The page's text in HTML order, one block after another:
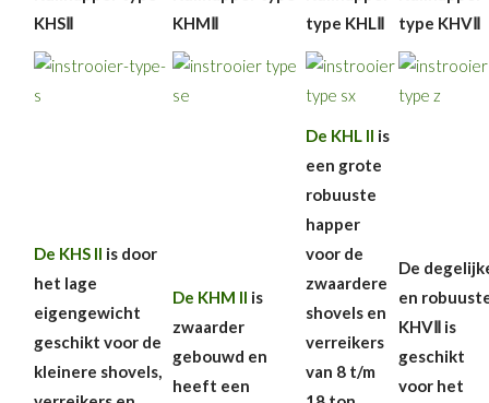
KHSⅡ
KHMⅡ
type KHLⅡ
type KHVⅡ
De KHS II is door
het lage
eigengewicht
geschikt voor de
kleinere shovels,
De KHM II is
zwaarder
gebouwd en
heeft een
De KHL II is
een grote
robuuste
happer
voor de
zwaardere
shovels en
verreikers
van 8 t/m
De
en
KHVⅡ is
geschikt
voor het